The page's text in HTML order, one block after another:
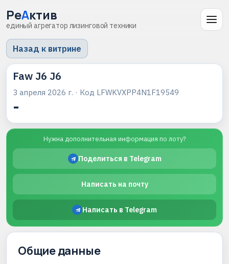
РеАктив
единый агрегатор лизинговой техники
Назад к витрине
Faw J6 J6
3 апреля 2026 г. · Код LFWKVXPP4N1F19549
-
Нужна дополнительная информация по лоту?
Поделиться в Telegram
Написать на почту
Написать в Telegram
Общие данные